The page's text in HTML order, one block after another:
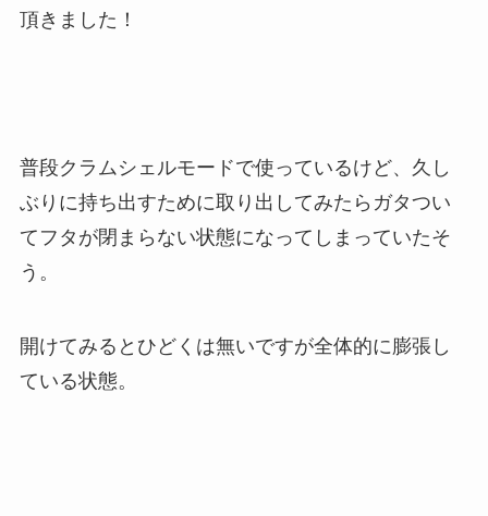
頂きました！
普段クラムシェルモードで使っているけど、久し
ぶりに持ち出すために取り出してみたらガタつい
てフタが閉まらない状態になってしまっていたそ
う。
開けてみるとひどくは無いですが全体的に膨張し
ている状態。